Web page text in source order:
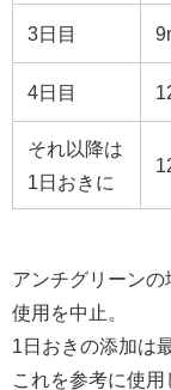
3日目
4日目
それ以降は
1日おきに
アンチグリーン
使用を中止。
1日おきの添加は
これを参考に使用